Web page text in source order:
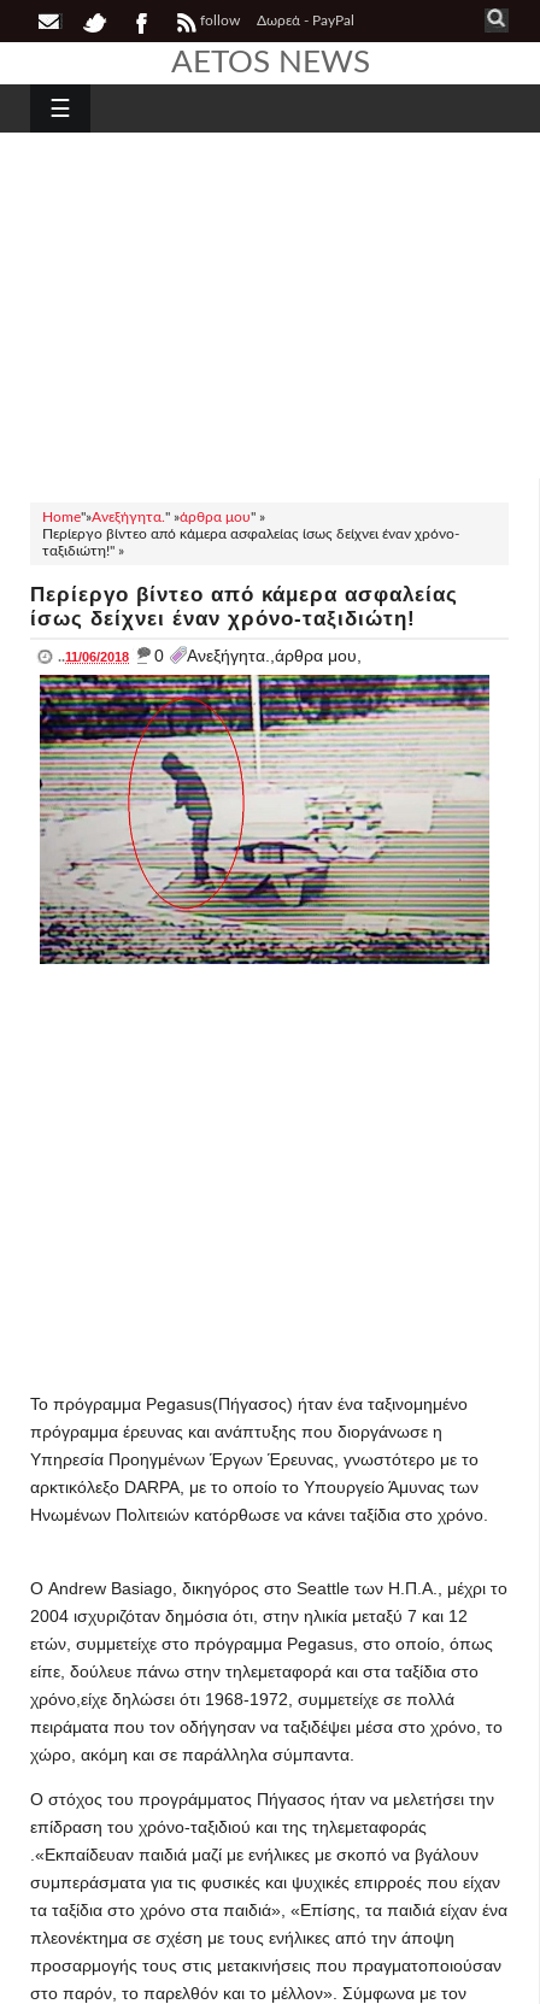
follow Δωρεά - PayPal
AETOS NEWS
☰
Home"»Ανεξήγητα. " »άρθρα μου" »
Περίεργο βίντεο από κάμερα ασφαλείας ίσως δείχνει έναν χρόνο-
ταξιδιώτη!" »
Περίεργο βίντεο από κάμερα ασφαλείας
ίσως δείχνει έναν χρόνο-ταξιδιώτη!
..11/06/2018 _ 0 Ανεξήγητα.,άρθρα μου,
Το πρόγραμμα Pegasus(Πήγασος) ήταν ένα ταξινομημένο
πρόγραμμα έρευνας και ανάπτυξης που διοργάνωσε η
Υπηρεσία Προηγμένων Έργων Έρευνας, γνωστότερο με το
αρκτικόλεξο DARPA, με το οποίο το Υπουργείο Άμυνας των
Ηνωμένων Πολιτειών κατόρθωσε να κάνει ταξίδια στο χρόνο.
Ο Andrew Basiago, δικηγόρος στο Seattle των Η.Π.Α., μέχρι το
2004 ισχυριζόταν δημόσια ότι, στην ηλικία μεταξύ 7 και 12
ετών, συμμετείχε στο πρόγραμμα Pegasus, στο οποίο, όπως
είπε, δούλευε πάνω στην τηλεμεταφορά και στα ταξίδια στο
χρόνο,είχε δηλώσει ότι 1968-1972, συμμετείχε σε πολλά
πειράματα που τον οδήγησαν να ταξιδέψει μέσα στο χρόνο, το
χώρο, ακόμη και σε παράλληλα σύμπαντα.
Ο στόχος του προγράμματος Πήγασος ήταν να μελετήσει την
επίδραση του χρόνο-ταξιδιού και της τηλεμεταφοράς
.«Εκπαίδευαν παιδιά μαζί με ενήλικες με σκοπό να βγάλουν
συμπεράσματα για τις φυσικές και ψυχικές επιρροές που είχαν
τα ταξίδια στο χρόνο στα παιδιά», «Επίσης, τα παιδιά είχαν ένα
πλεονέκτημα σε σχέση με τους ενήλικες από την άποψη
προσαρμογής τους στις μετακινήσεις που πραγματοποιούσαν
στο παρόν, το παρελθόν και το μέλλον». Σύμφωνα με τον